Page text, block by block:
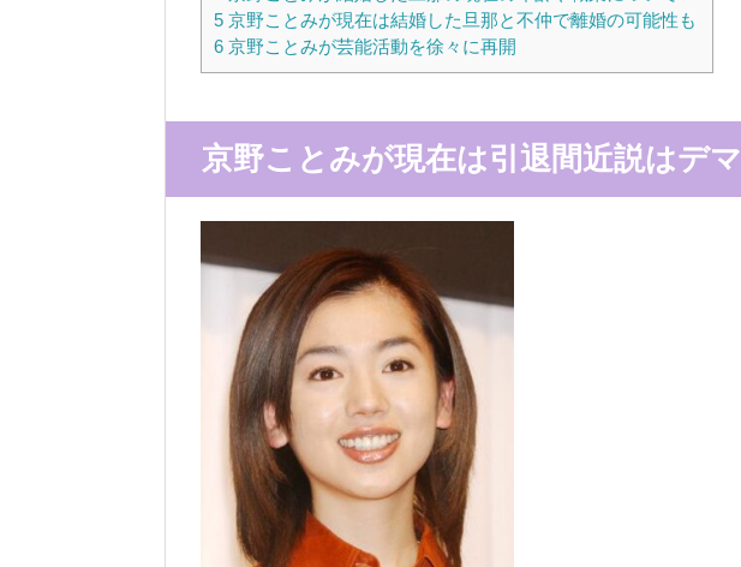
5 京野ことみが現在は結婚した旦那と不仲で離婚の可能性も
6 京野ことみが芸能活動を徐々に再開
京野ことみが現在は引退間近説はデマ